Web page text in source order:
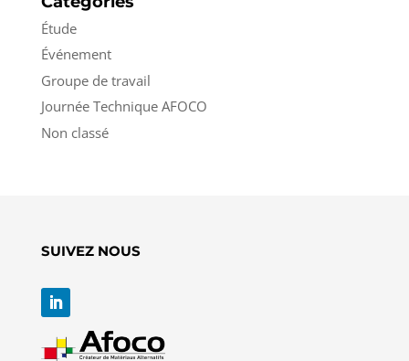
Étude
Événement
Groupe de travail
Journée Technique AFOCO
Non classé
SUIVEZ NOUS